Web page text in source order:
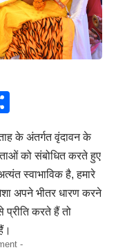
के अंतर्गत वृंदावन के
को संबोधित करते हुए
स्वाभाविक है, हमारे
अपने भीतर धारण करने
करते हैं तो
-